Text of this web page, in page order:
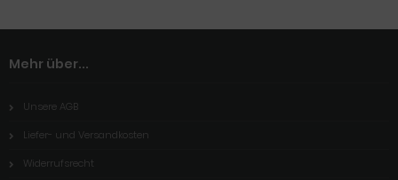
Mehr über...
Unsere AGB
Liefer- und Versandkosten
Widerrufsrecht